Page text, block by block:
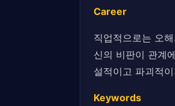
Career
직업적으로는 오
신의 비판이 관계
설적이고 파괴적
Keywords